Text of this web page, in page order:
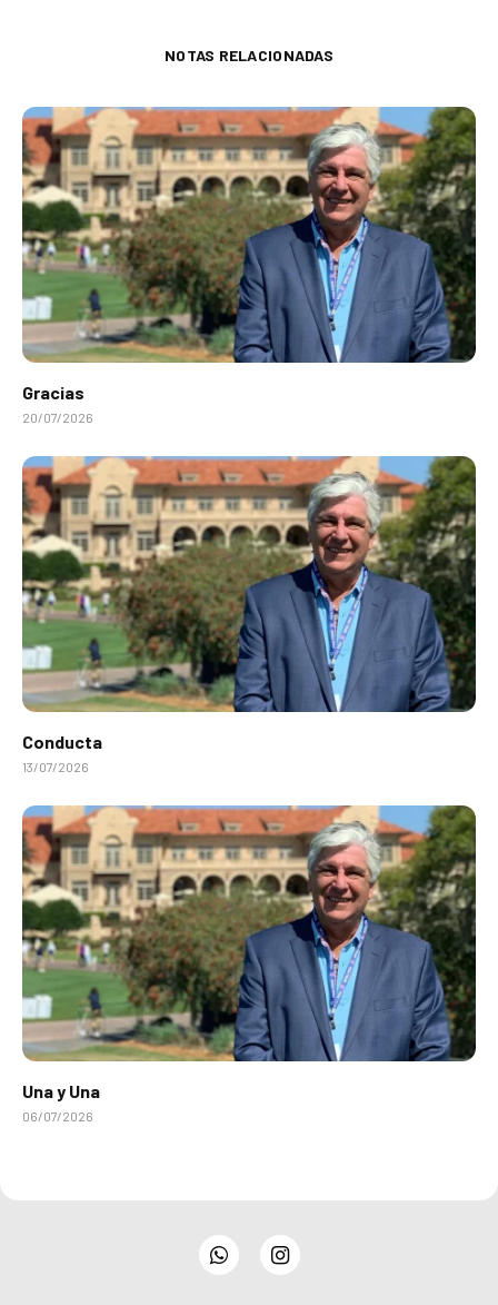
NOTAS RELACIONADAS
Gracias
20/07/2026
Conducta
13/07/2026
Una y Una
06/07/2026
WhatsAppInstagram